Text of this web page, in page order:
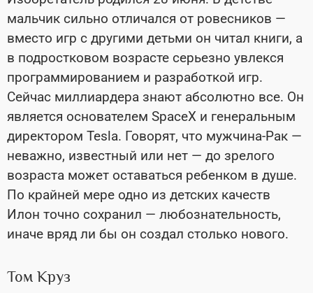
мальчик сильно отличался от ровесников —
вместо игр с другими детьми он читал книги, а
в подростковом возрасте серьезно увлекся
программированием и разработкой игр.
Сейчас миллиардера знают абсолютно все. Он
является основателем SpaceX и генеральным
директором Tesla. Говорят, что мужчина-Рак —
неважно, известный или нет — до зрелого
возраста может оставаться ребенком в душе.
По крайней мере одно из детских качеств
Илон точно сохранил — любознательность,
иначе вряд ли бы он создал столько нового.
Том Круз